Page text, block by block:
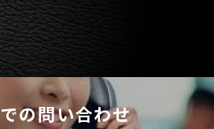
の問い合わせ